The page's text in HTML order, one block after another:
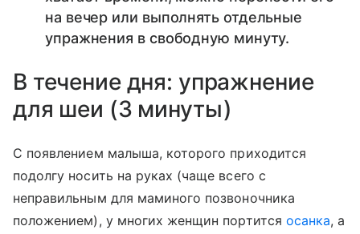
на вечер или выполнять отдельные
упражнения в свободную минуту.
В течение дня: упражнение
для шеи (3 минуты)
С появлением малыша, которого приходится
подолгу носить на руках (чаще всего с
неправильным для маминого позвоночника
положением), у многих женщин портится осанка, а